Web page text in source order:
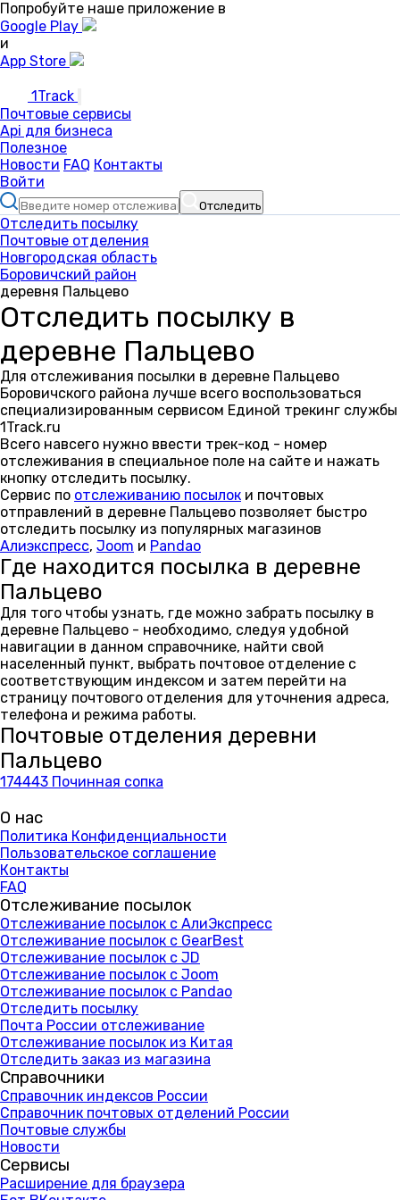
Попробуйте наше приложение в
Google Play
и
App Store
1Track
Почтовые сервисы
Api для бизнеса
Полезное
Новости FAQ Контакты
Войти
Отследить
Отследить посылку
Почтовые отделения
Новгородская область
Боровичский район
деревня Пальцево
Отследить посылку в
деревне Пальцево
Для отслеживания посылки в деревне Пальцево
Боровичского района лучше всего воспользоваться
специализированным сервисом Единой трекинг службы
1Track.ru
Всего навсего нужно ввести трек-код - номер
отслеживания в специальное поле на сайте и нажать
кнопку отследить посылку.
Сервис по отслеживанию посылок и почтовых
отправлений в деревне Пальцево позволяет быстро
отследить посылку из популярных магазинов
Алиэкспресс, Joom и Pandao
Где находится посылка в деревне
Пальцево
Для того чтобы узнать, где можно забрать посылку в
деревне Пальцево - необходимо, следуя удобной
навигации в данном справочнике, найти свой
населенный пункт, выбрать почтовое отделение с
соответствующим индексом и затем перейти на
страницу почтового отделения для уточнения адреса,
телефона и режима работы.
Почтовые отделения деревни
Пальцево
174443 Починная сопка
О нас
Политика Конфиденциальности
Пользовательское соглашение
Контакты
FAQ
Отслеживание посылок
Отслеживание посылок с АлиЭкспресс
Отслеживание посылок с GearBest
Отслеживание посылок с JD
Отслеживание посылок с Joom
Отслеживание посылок с Pandao
Отследить посылку
Почта России отслеживание
Отслеживание посылок из Китая
Отследить заказ из магазина
Справочники
Справочник индексов России
Справочник почтовых отделений России
Почтовые службы
Новости
Сервисы
Расширение для браузера